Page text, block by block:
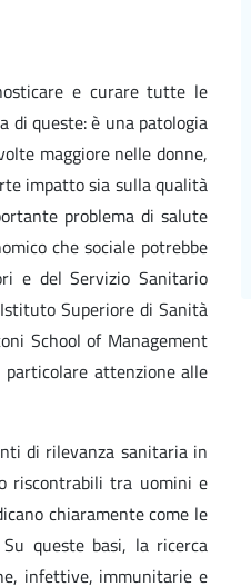
e curare tutte le
di queste: è una patologia
maggiore nelle donne,
impatto sia sulla qualità
problema di salute
che sociale potrebbe
e del Servizio Sanitario
Superiore di Sanità
School of Management
attenzione alle
di rilevanza sanitaria in
riscontrabili tra uomini e
chiaramente come le
queste basi, la ricerca
infettive, immunitarie e